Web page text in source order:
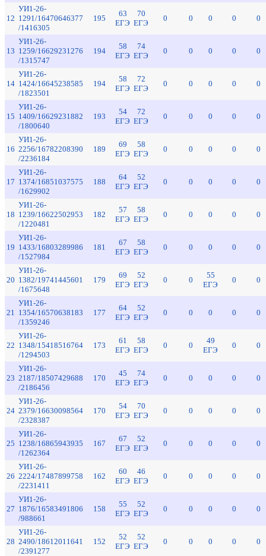
12
УИ1-26-
1291/16470646377
/1416305
195
63
ЕГЭ
70
ЕГЭ
0 0 0 0 0
13
УИ1-26-
1259/16629231276
/1315747
194
58
ЕГЭ
74
ЕГЭ
0 0 0 0 0
14
УИ1-26-
1424/16645238585
/1823501
194
58
ЕГЭ
72
ЕГЭ
0 0 0 0 0
15
УИ1-26-
1409/16629231882
/1800640
193
54
ЕГЭ
72
ЕГЭ
0 0 0 0 0
16
УИ1-26-
2256/16782208390
/2236184
189
69
ЕГЭ
58
ЕГЭ
0 0 0 0 0
17
УИ1-26-
1374/16851037575
/1629902
188
64
ЕГЭ
52
ЕГЭ
0 0 0 0 0
18
УИ1-26-
1239/16622502953
/1220481
182
57
ЕГЭ
58
ЕГЭ
0 0 0 0 0
19
УИ1-26-
1433/16803289986
/1527984
181
67
ЕГЭ
58
ЕГЭ
0 0 0 0 0
20
УИ1-26-
1382/19741445601
/1675648
179
69
ЕГЭ
52
ЕГЭ
0 0
55
ЕГЭ
0 0
21
УИ1-26-
1354/16570638183
/1359246
177
64
ЕГЭ
52
ЕГЭ
0 0 0 0 0
22
УИ1-26-
1348/15418516764
/1294503
173
61
ЕГЭ
58
ЕГЭ
0 0
49
ЕГЭ
0 0
23
УИ1-26-
2187/18507429688
/2186456
170
45
ЕГЭ
74
ЕГЭ
0 0 0 0 0
24
УИ1-26-
2379/16630098564
/2328387
170
54
ЕГЭ
70
ЕГЭ
0 0 0 0 0
25
УИ1-26-
1238/16865943935
/1262364
167
67
ЕГЭ
52
ЕГЭ
0 0 0 0 0
26
УИ1-26-
2224/17487899758
/2231411
162
60
ЕГЭ
46
ЕГЭ
0 0 0 0 0
27
УИ1-26-
1876/16583491806
/988661
158
55
ЕГЭ
52
ЕГЭ
0 0 0 0 0
28
УИ1-26-
2490/18612011641
/2391277
152
52
ЕГЭ
52
ЕГЭ
0 0 0 0 0